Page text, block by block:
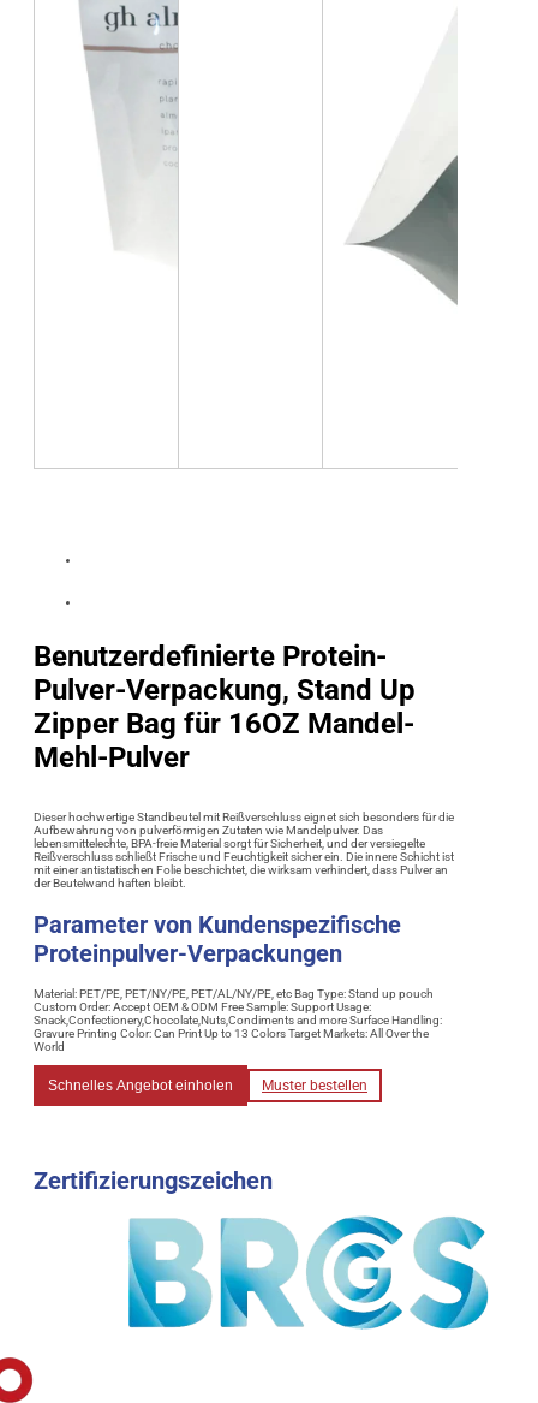
Benutzerdefinierte Protein-
Pulver-Verpackung, Stand Up
Zipper Bag für 16OZ Mandel-
Mehl-Pulver
Dieser hochwertige Standbeutel mit Reißverschluss eignet sich besonders für die
Aufbewahrung von pulverförmigen Zutaten wie Mandelpulver. Das
lebensmittelechte, BPA-freie Material sorgt für Sicherheit, und der versiegelte
Reißverschluss schließt Frische und Feuchtigkeit sicher ein. Die innere Schicht ist
mit einer antistatischen Folie beschichtet, die wirksam verhindert, dass Pulver an
der Beutelwand haften bleibt.
Parameter von Kundenspezifische
Proteinpulver-Verpackungen
Material: PET/PE, PET/NY/PE, PET/AL/NY/PE, etc Bag Type: Stand up pouch
Custom Order: Accept OEM & ODM Free Sample: Support Usage:
Snack,Confectionery,Chocolate,Nuts,Condiments and more Surface Handling:
Gravure Printing Color: Can Print Up to 13 Colors Target Markets: All Over the
World
Schnelles Angebot einholen Muster bestellen
Zertifizierungszeichen